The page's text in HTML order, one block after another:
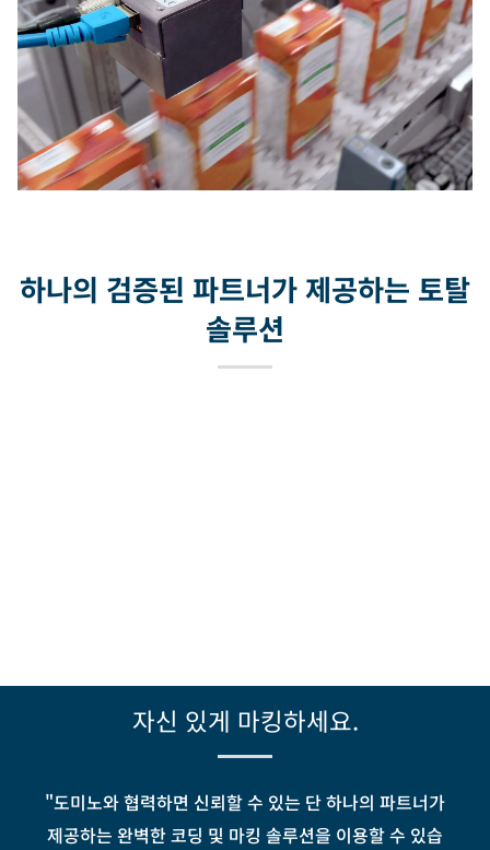
하나의 검증된 파트너가 제공하는 토탈
솔루션
자신 있게 마킹하세요.
"도미노와 협력하면 신뢰할 수 있는 단 하나의 파트너가
제공하는 완벽한 코딩 및 마킹 솔루션을 이용할 수 있습